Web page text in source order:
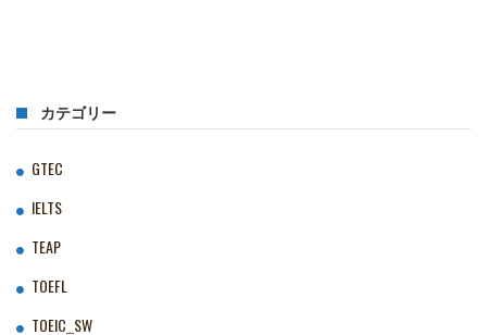
カテゴリー
GTEC
IELTS
TEAP
TOEFL
TOEIC‗SW